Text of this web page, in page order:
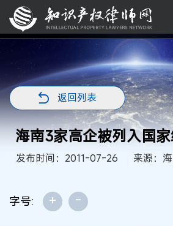
返回列表
海南3家高企被列入国
发布时间：2011-07-26 来源：
字号: + -